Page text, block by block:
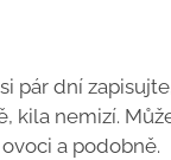
pár dní
kila nemizí.
a podobně.